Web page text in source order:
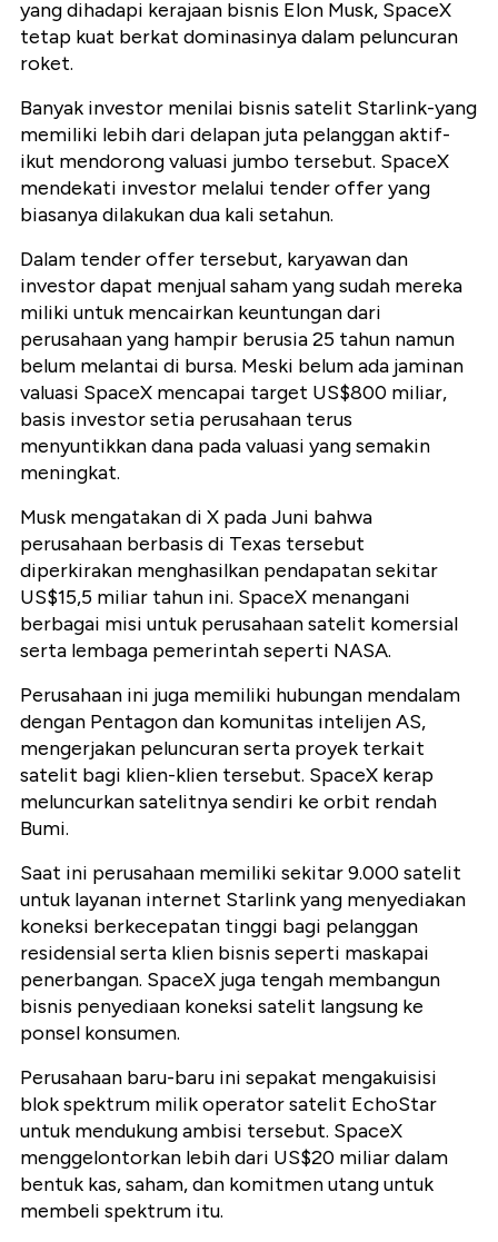
yang dihadapi kerajaan bisnis Elon Musk, SpaceX
tetap kuat berkat dominasinya dalam peluncuran
roket.
Banyak investor menilai bisnis satelit Starlink-yang
memiliki lebih dari delapan juta pelanggan aktif-
ikut mendorong valuasi jumbo tersebut. SpaceX
mendekati investor melalui tender offer yang
biasanya dilakukan dua kali setahun.
Dalam tender offer tersebut, karyawan dan
investor dapat menjual saham yang sudah mereka
miliki untuk mencairkan keuntungan dari
perusahaan yang hampir berusia 25 tahun namun
belum melantai di bursa. Meski belum ada jaminan
valuasi SpaceX mencapai target US$800 miliar,
basis investor setia perusahaan terus
menyuntikkan dana pada valuasi yang semakin
meningkat.
Musk mengatakan di X pada Juni bahwa
perusahaan berbasis di Texas tersebut
diperkirakan menghasilkan pendapatan sekitar
US$15,5 miliar tahun ini. SpaceX menangani
berbagai misi untuk perusahaan satelit komersial
serta lembaga pemerintah seperti NASA.
Perusahaan ini juga memiliki hubungan mendalam
dengan Pentagon dan komunitas intelijen AS,
mengerjakan peluncuran serta proyek terkait
satelit bagi klien-klien tersebut. SpaceX kerap
meluncurkan satelitnya sendiri ke orbit rendah
Bumi.
Saat ini perusahaan memiliki sekitar 9.000 satelit
untuk layanan internet Starlink yang menyediakan
koneksi berkecepatan tinggi bagi pelanggan
residensial serta klien bisnis seperti maskapai
penerbangan. SpaceX juga tengah membangun
bisnis penyediaan koneksi satelit langsung ke
ponsel konsumen.
Perusahaan baru-baru ini sepakat mengakuisisi
blok spektrum milik operator satelit EchoStar
untuk mendukung ambisi tersebut. SpaceX
menggelontorkan lebih dari US$20 miliar dalam
bentuk kas, saham, dan komitmen utang untuk
membeli spektrum itu.